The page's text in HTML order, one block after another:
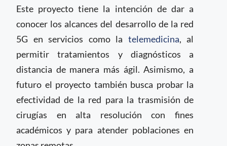
Este proyecto tiene la intención de dar a
conocer los alcances del desarrollo de la red
5G en servicios como la telemedicina, al
permitir tratamientos y diagnósticos a
distancia de manera más ágil. Asimismo, a
futuro el proyecto también busca probar la
efectividad de la red para la trasmisión de
cirugías en alta resolución con fines
académicos y para atender poblaciones en